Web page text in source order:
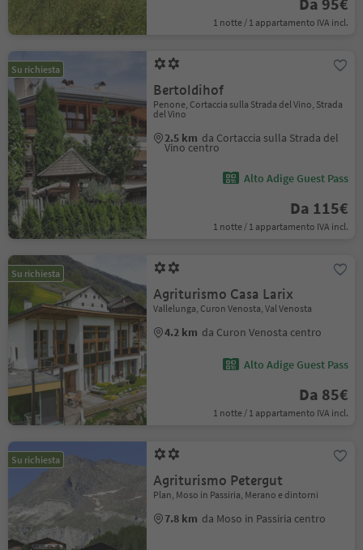
1 notte / 1 appartamento IVA incl.
Su richiesta
Bertoldihof
Penone, Cortaccia sulla Strada del Vino, Strada
del Vino
2.5 km da Cortaccia sulla Strada del
Vino centro
Alto Adige Guest Pass
Da 115€
1 notte / 1 appartamento IVA incl.
Su richiesta
Agriturismo Casa Larix
Vallelunga, Curon Venosta, Val Venosta
4.2 km da Curon Venosta centro
Alto Adige Guest Pass
Da 85€
1 notte / 1 appartamento IVA incl.
Su richiesta
Agriturismo Petergut
Plan, Moso in Passiria, Merano e dintorni
7.8 km da Moso in Passiria centro